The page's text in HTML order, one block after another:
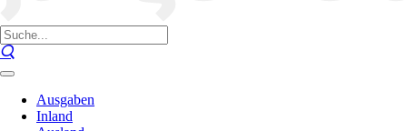
Ausgaben
Inland